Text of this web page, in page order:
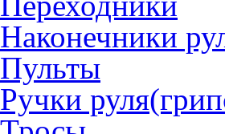
Наконечники
Пульты
Ручки